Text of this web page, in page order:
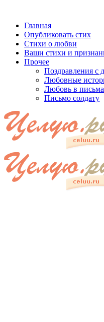
Главная
Опубликовать стих
Стихи о любви
Ваши стихи и
Прочее
Поздравления с
Любовные
Любовь в
Письмо солдату